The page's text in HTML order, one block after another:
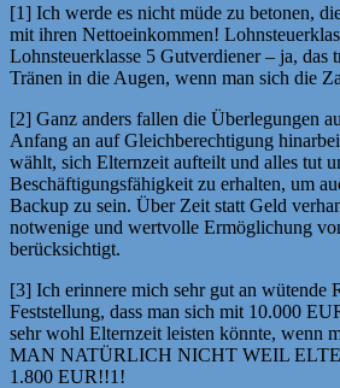
[1] Ich werde es nicht müde zu betonen,
mit ihren Nettoeinkommen!
Lohnsteuerklasse 5 Gutverdiener – ja, das
Tränen in die Augen, wenn man sich die
[2] Ganz anders fallen die Überlegungen
Anfang an auf Gleichberechtigung
wählt, sich Elternzeit aufteilt und alles tut
Beschäftigungsfähigkeit zu erhalten, um
Backup zu sein. Über Zeit statt Geld
notwenige und wertvolle Ermöglichung
berücksichtigt.
[3] Ich erinnere mich sehr gut an wütende
Feststellung, dass man sich mit 10.000
sehr wohl Elternzeit leisten könnte, wenn
MAN NATÜRLICH NICHT WEIL
1.800 EUR!!1!